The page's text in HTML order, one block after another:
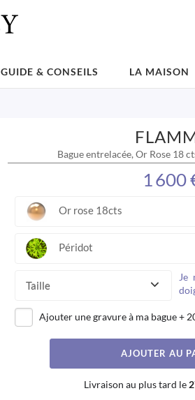
GUIDE & CONSEILS LA MAISON
Bague entrelacée, Or Rose 18
1 600
Or rose 18cts
Péridot
Taille
Je
Ajouter une gravure à ma bague+
AJOUTER AU
Livraison au plus tard le